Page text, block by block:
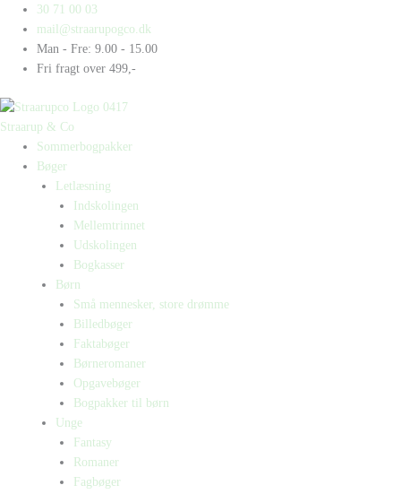
indholdet
30 71 00 03
mail@straarupogco.dk
Man - Fre: 9.00 - 15.00
Fri fragt over 499,-
Straarup & Co
Sommerbogpakker
Bøger
Letlæsning
Indskolingen
Mellemtrinnet
Udskolingen
Bogkasser
Børn
Små mennesker, store drømme
Billedbøger
Faktabøger
Børneromaner
Opgavebøger
Bogpakker til børn
Unge
Fantasy
Romaner
Fagbøger
Products
search
Products
search
utrolige
historie
antal